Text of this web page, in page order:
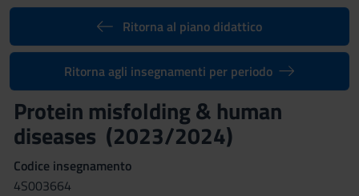
Ritorna al piano didattico
Ritorna agli insegnamenti per periodo
Protein misfolding & human
diseases (2023/2024)
Codice insegnamento
4S003664